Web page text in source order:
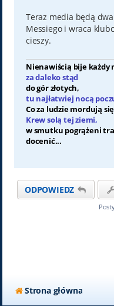
Teraz media będą
Messiego i wraca
cieszy.
Nienawiścią bije każdy
za daleko stąd
do gór złotych,
tu najłatwiej nocą
Co za ludzie mordują
Krew solą tej ziemi,
w smutku pogrążeni
docenić...
ODPOWIEDZ
Strona główna